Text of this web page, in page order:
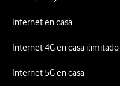
Internet en casa
Internet 4G en casa ilimitado
Internet 5G en casa